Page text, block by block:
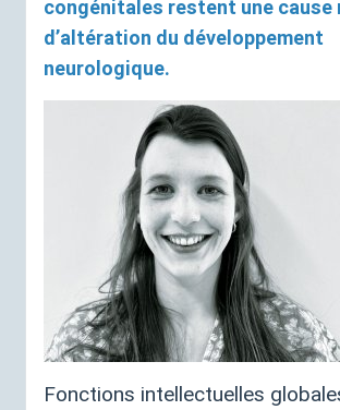
congénitales restent une cause
d’altération du développement
neurologique.
Fonctions intellectuelles